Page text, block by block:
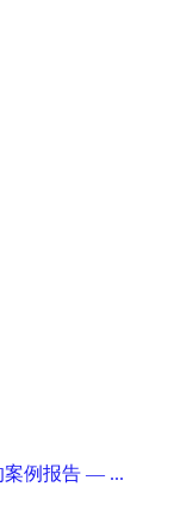
案例报告 — ...